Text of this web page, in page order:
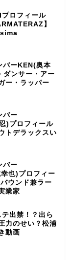
ロフィール
】
バーKEN(奥本
ダンサー・アー
ー・ラッパー
バー
)プロフィール
トデラックスい
バー
也)プロフィー
ウンド兼ラー
業家
出禁！？出ら
力のせい？松浦
動画
TOP
テレビ
ラジオ
ジック